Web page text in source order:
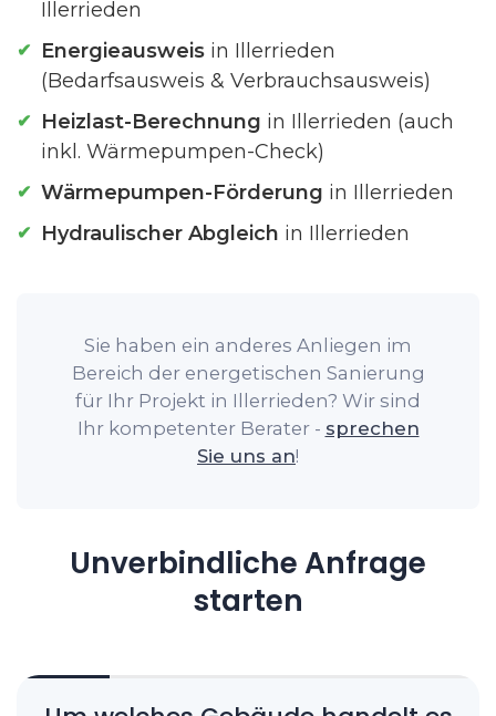
Illerrieden
Energieausweis in Illerrieden
(Bedarfsausweis & Verbrauchsausweis)
Heizlast-Berechnung in Illerrieden (auch
inkl. Wärmepumpen-Check)
Wärmepumpen-Förderung in Illerrieden
Hydraulischer Abgleich in Illerrieden
Sie haben ein anderes Anliegen im
Bereich der energetischen Sanierung
für Ihr Projekt in Illerrieden? Wir sind
Ihr kompetenter Berater - sprechen
Sie uns an!
Unverbindliche Anfrage
starten